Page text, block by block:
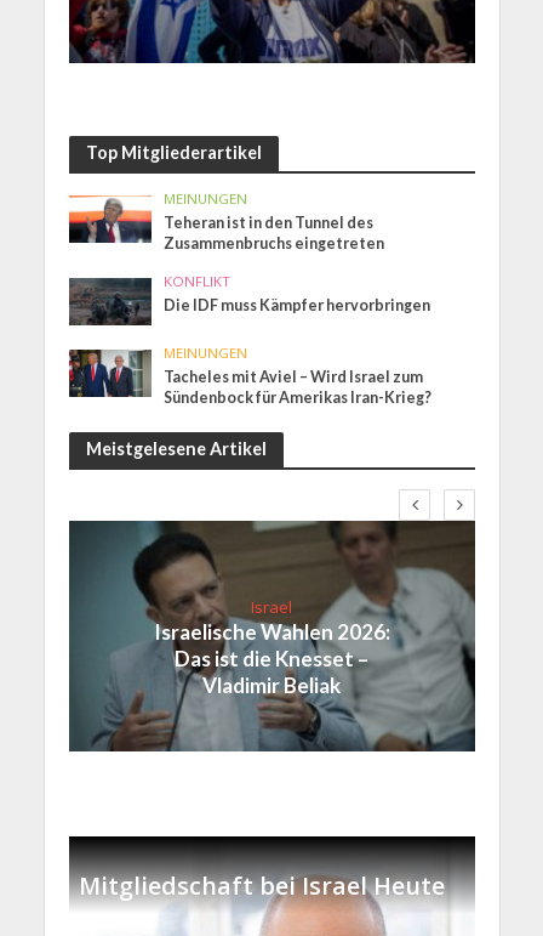
Top Mitgliederartikel
MEINUNGEN
Teheran ist in den Tunnel des
Zusammenbruchs eingetreten
KONFLIKT
Die IDF muss Kämpfer hervorbringen
MEINUNGEN
Tacheles mit Aviel – Wird Israel zum
Sündenbock für Amerikas Iran-Krieg?
Meistgelesene Artikel
Israel
Israelische Wahlen 2026:
Das ist die Knesset –
Vladimir Beliak
Mitgliedschaft bei Israel Heute